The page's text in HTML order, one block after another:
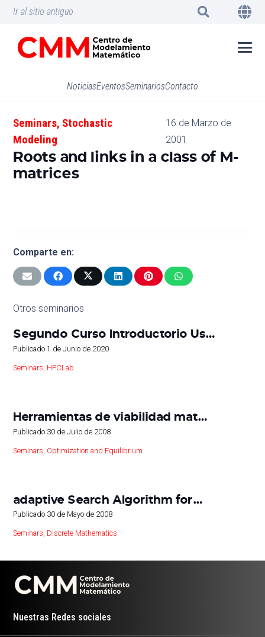
Ir al sitio antiguo
NoticiasEventosSeminariosContacto
Seminars, Stochastic
Modeling
16 de Marzo de
2001
Roots and links in a class of M-
matrices
Comparte en:
Otros seminarios
Segundo Curso Introductorio Us…
Publicado1 de Junio de 2020
Seminars HPCLab
Herramientas de viabilidad mat…
Publicado 30 de Julio de 2008
Seminars Optimization and Equilibrium
adaptive Search Algorithm for…
Publicado 30 de Mayo de 2008
Seminars, Discrete Mathematics
Nuestras Redes sociales